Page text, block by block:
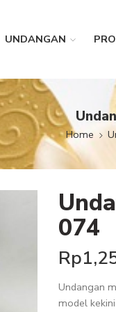
UNDANGAN
Home
074
Rp
Undangan
model